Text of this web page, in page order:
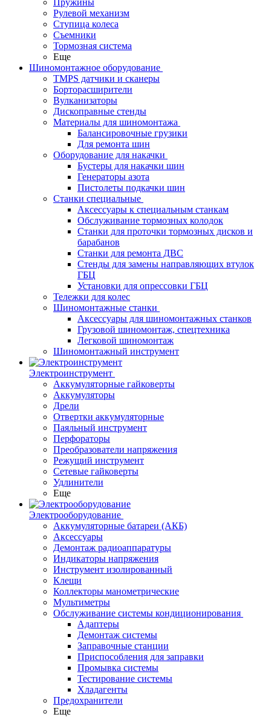
Пружины
Рулевой механизм
Ступица колеса
Съемники
Тормозная система
Еще
Шиномонтажное оборудование
TMPS датчики и сканеры
Борторасширители
Вулканизаторы
Дископравные стенды
Материалы для шиномонтажа
Балансировочные грузики
Для ремонта шин
Оборудование для накачки
Бустеры для накачки шин
Генераторы азота
Пистолеты подкачки шин
Станки специальные
Аксессуары к специальным станкам
Обслуживание тормозных колодок
Станки для проточки тормозных дисков и
барабанов
Станки для ремонта ДВС
Стенды для замены направляющих втулок
ГБЦ
Установки для опрессовки ГБЦ
Тележки для колес
Шиномонтажные станки
Аксессуары для шиномонтажных станков
Грузовой шиномонтаж, спецтехника
Легковой шиномонтаж
Шиномонтажный инструмент
Электроинструмент
Аккумуляторные гайковерты
Аккумуляторы
Дрели
Отвертки аккумуляторные
Паяльный инструмент
Перфораторы
Преобразователи напряжения
Режущий инструмент
Сетевые гайковерты
Удлинители
Еще
Электрооборудование
Аккумуляторные батареи (АКБ)
Аксессуары
Демонтаж радиоаппаратуры
Индикаторы напряжения
Инструмент изолированный
Клещи
Коллекторы манометрические
Мультиметры
Обслуживание системы кондиционирования
Адаптеры
Демонтаж системы
Заправочные станции
Приспособления для заправки
Промывка системы
Тестирование системы
Хладагенты
Предохранители
Еще